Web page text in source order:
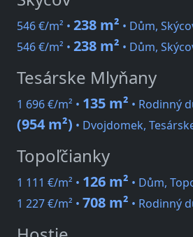
546 €/m² • 238 m² • Dům,
546 €/m² • 238 m² • Dům,
Tesárske Mlyňany
1 696 €/m² • 135 m² • Rodinný
(954 m²) • Dvojdomek,
Topoľčianky
1 111 €/m² • 126 m² • Dům,
1 227 €/m² • 708 m² • Rodinný